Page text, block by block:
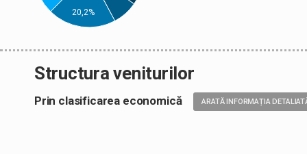
20,2%
Structura veniturilor
Prin clasificarea economică ARATĂ INFORMAȚIA